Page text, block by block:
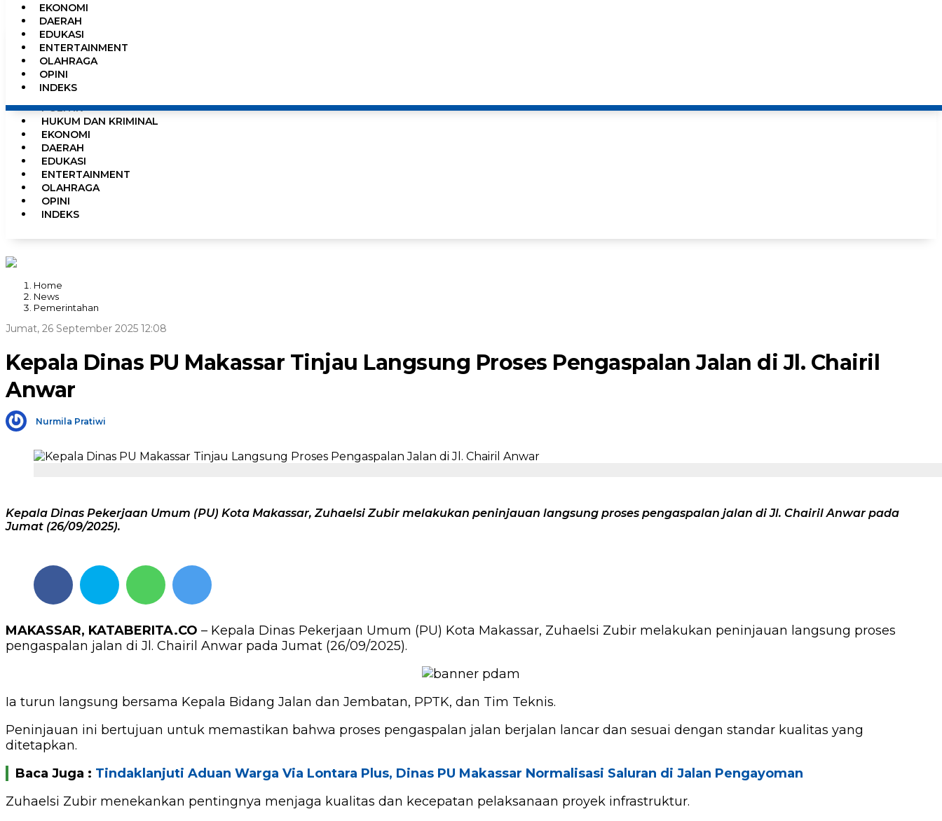
0%
HOME
NEWS
PEMERINTAHAN
POLITIK
HUKUM DAN KRIMINAL
EKONOMI
DAERAH
EDUKASI
ENTERTAINMENT
OLAHRAGA
OPINI
INDEKS
EKONOMI
DAERAH
EDUKASI
ENTERTAINMENT
OLAHRAGA
OPINI
INDEKS
Home
News
Pemerintahan
Jumat, 26 September 2025 12:08
Kepala Dinas PU Makassar Tinjau Langsung Proses Pengaspalan Jalan di Jl. Chairil
Anwar
Nurmila Pratiwi
Kepala Dinas Pekerjaan Umum (PU) Kota Makassar, Zuhaelsi Zubir melakukan peninjauan langsung proses pengaspalan jalan di Jl. Chairil Anwar pada
Jumat (26/09/2025).
MAKASSAR, KATABERITA.CO – Kepala Dinas Pekerjaan Umum (PU) Kota Makassar, Zuhaelsi Zubir melakukan peninjauan langsung proses
pengaspalan jalan di Jl. Chairil Anwar pada Jumat (26/09/2025).
Ia turun langsung bersama Kepala Bidang Jalan dan Jembatan, PPTK, dan Tim Teknis.
Peninjauan ini bertujuan untuk memastikan bahwa proses pengaspalan jalan berjalan lancar dan sesuai dengan standar kualitas yang
ditetapkan.
Baca Juga : Tindaklanjuti Aduan Warga Via Lontara Plus, Dinas PU Makassar Normalisasi Saluran di Jalan Pengayoman
Zuhaelsi Zubir menekankan pentingnya menjaga kualitas dan kecepatan pelaksanaan proyek infrastruktur.